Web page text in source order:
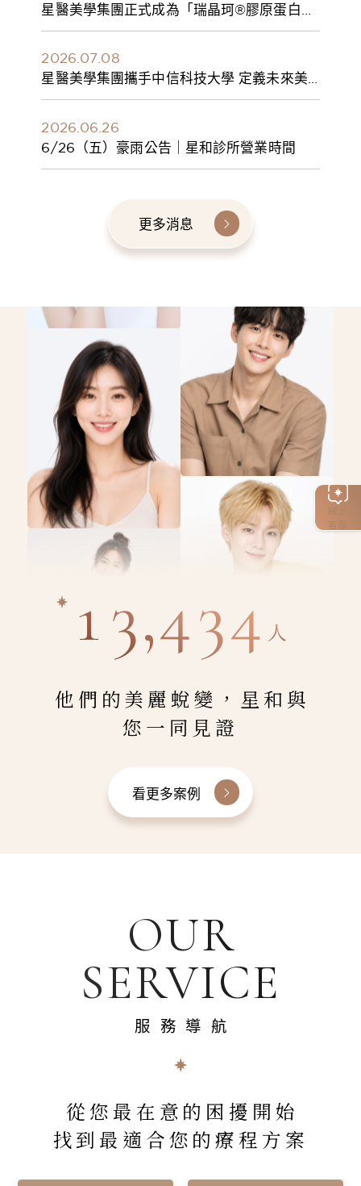
客服
星醫美學集團正式成為「瑞晶珂®膠原蛋白植
入劑」台灣獨家總代理
2026.07.08
星醫美學集團攜手中信科技大學 定義未來美
學人才新標準 建構健康美學產學共育模式 串
2026.06.26
6/26（五）豪雨公告｜星和診所營業時間
更多消息
13,434 人
他們的美麗蛻變，星和與
您一同見證
看更多案例
OUR
SERVICE
服務導航
從您最在意的困擾開始
找到最適合您的療程方案